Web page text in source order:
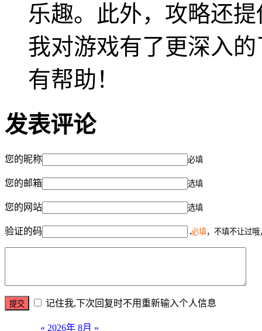
乐趣。此外，攻略还
我对游戏有了更深入
有帮助！
发表评论
您的昵称 必填
您的邮箱 选填
您的网站 选填
验证的码 必填，不填不让过
记住我,下次回复时不用重新输入个人信息
« 2026年 8月 »